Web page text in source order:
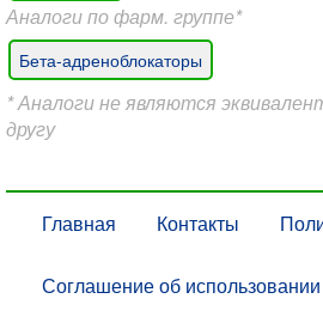
Аналоги по фарм. группе*
Бета-адреноблокаторы
* Аналоги не являются
другу
Главная Контакты
Соглашение об использовании